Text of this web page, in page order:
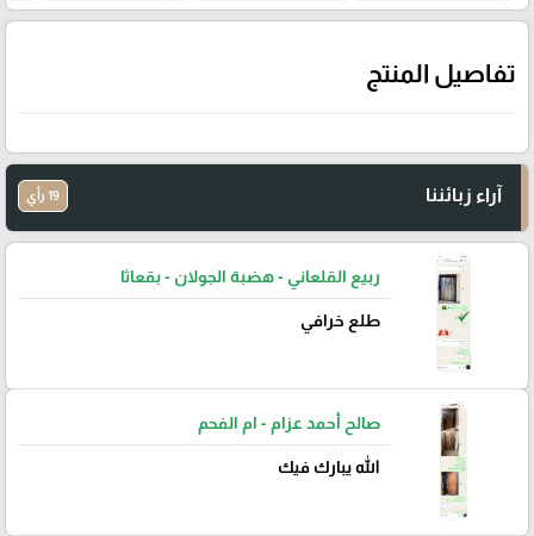
تفاصيل المنتج
آراء زبائننا 19 رأي
ربيع القلعاني - هضبة الجولان - بقعاثا
طلع خرافي
صالح أحمد عزام - ام الفحم
الله يبارك فيك